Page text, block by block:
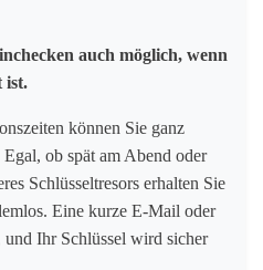
auch möglich, wenn
ist.
können Sie ganz
ob spät am Abend oder
Schlüsseltresors erhalten Sie
Eine kurze E-Mail oder
Ihr Schlüssel wird sicher